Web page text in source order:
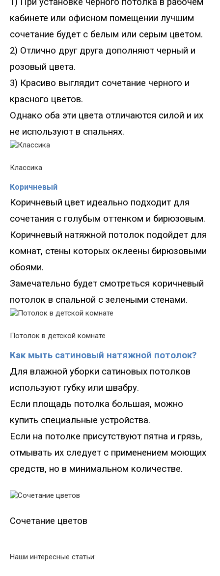
кабинете или офисном помещении лучшим
сочетание будет с белым или серым цветом.
2) Отлично друг друга дополняют черный и
розовый цвета.
3) Красиво выглядит сочетание черного и
красного цветов.
Однако оба эти цвета отличаются силой и их
не используют в спальнях.
Классика
Коричневый
Коричневый цвет идеально подходит для
сочетания с голубым оттенком и бирюзовым.
Коричневый натяжной потолок подойдет для
комнат, стены которых оклеены бирюзовыми
обоями.
Замечательно будет смотреться коричневый
потолок в спальной с зелеными стенами.
Потолок в детской комнате
Как мыть сатиновый натяжной потолок?
Для влажной уборки сатиновых потолков
используют губку или швабру.
Если площадь потолка большая, можно
купить специальные устройства.
Если на потолке присутствуют пятна и грязь,
отмывать их следует с применением моющих
средств, но в минимальном количестве.
Сочетание цветов
Наши интересные статьи: